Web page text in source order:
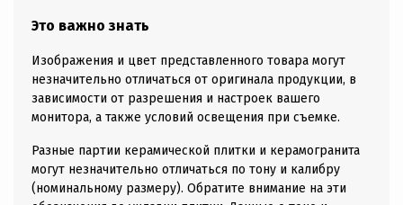
Это важно знать
Изображения и цвет представленного товара могут
незначительно отличаться от оригинала продукции, в
зависимости от разрешения и настроек вашего
монитора, а также условий освещения при съемке.
Разные партии керамической плитки и керамогранита
могут незначительно отличаться по тону и калибру
(номинальному размеру). Обратите внимание на эти